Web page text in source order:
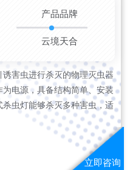
产品品牌
云境天合
害虫进行杀灭的物理灭虫器
电源，具备结构简单、安装
虫灯能够杀灭多种害虫，适